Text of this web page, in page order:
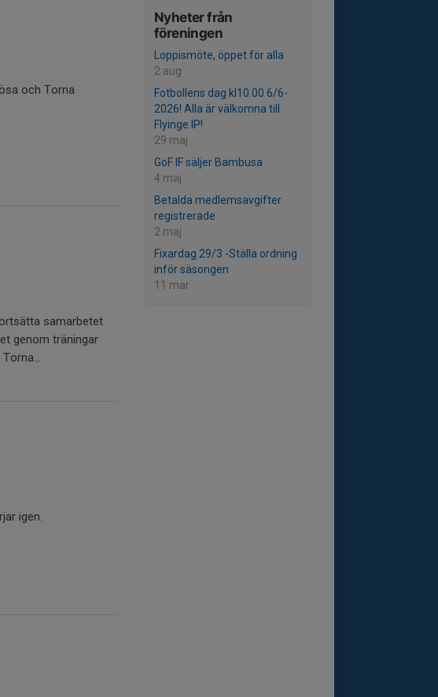
Nyheter från
föreningen
Loppismöte, öppet för alla
2 aug
Fotbollens dag kl10.00 6/6-
2026! Alla är välkomna till
Flyinge IP!
29 maj
GoF IF säljer Bambusa
4 maj
Betalda medlemsavgifter
registrerade
2 maj
Fixardag 29/3 -Ställa ordning
inför säsongen
11 mar
och Torna
samarbetet
genom träningar
igen.